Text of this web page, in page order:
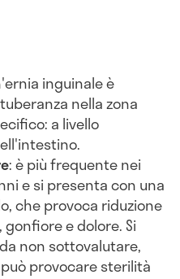
inguinale è
nella zona
a livello
: è più frequente nei
e si presenta con una
che provoca riduzione
e dolore. Si
non sottovalutare,
provocare sterilità